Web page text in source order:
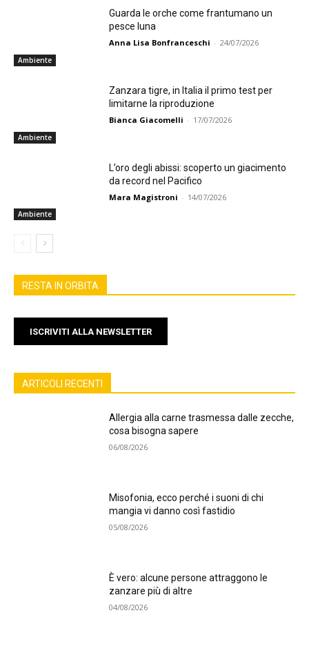
Ambiente
Guarda le orche come frantumano un
pesce luna
Anna Lisa Bonfranceschi - 24/07/2026
Ambiente
Zanzara tigre, in Italia il primo test per
limitarne la riproduzione
Bianca Giacomelli - 17/07/2026
Ambiente
L’oro degli abissi: scoperto un giacimento
da record nel Pacifico
Mara Magistroni - 14/07/2026
RESTA IN ORBITA
ISCRIVITI ALLA NEWSLETTER
ARTICOLI RECENTI
Allergia alla carne trasmessa dalle zecche,
cosa bisogna sapere
06/08/2026
Misofonia, ecco perché i suoni di chi
mangia vi danno così fastidio
05/08/2026
È vero: alcune persone attraggono le
zanzare più di altre
04/08/2026